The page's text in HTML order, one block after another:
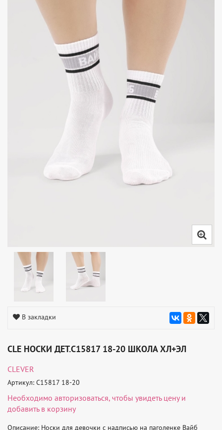
В закладки
CLE НОСКИ ДЕТ.C15817 18-20 ШКОЛА ХЛ+ЭЛ
CLEVER
Артикул: C15817 18-20
Необходимо авторизоваться, чтобы увидеть цену и
добавить в корзину
Описание: Носки для девочки с надписью на паголенке Вайб